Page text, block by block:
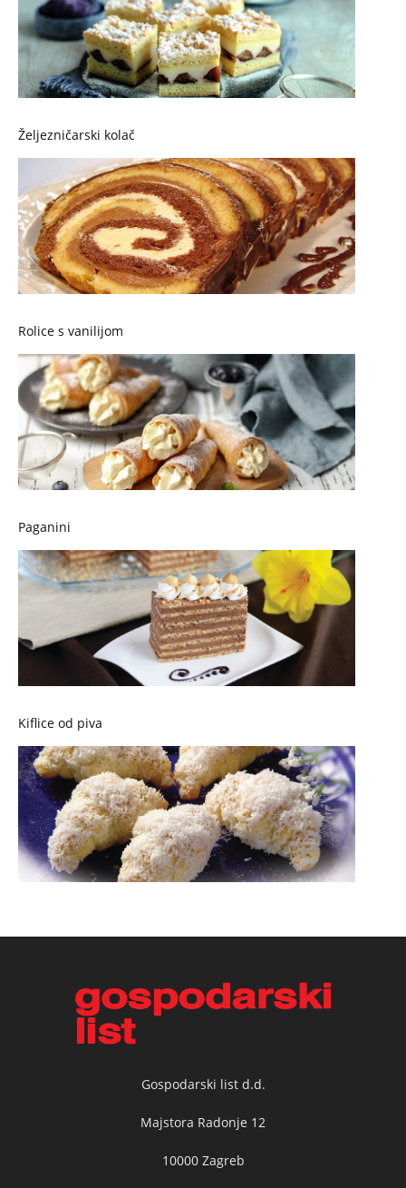
Željezničarski kolač
Rolice s vanilijom
Paganini
Kiflice od piva
Gospodarski list d.d.
Majstora Radonje 12
10000 Zagreb